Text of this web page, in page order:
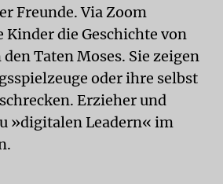
Freunde. Via Zoom
Kinder die Geschichte von
den Taten Moses. Sie zeigen
oder ihre selbst
Erzieher und
»digitalen Leadern« im